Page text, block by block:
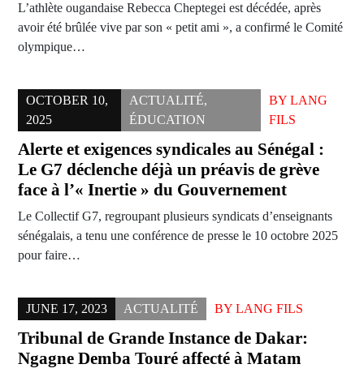
L’athlète ougandaise Rebecca Cheptegei est décédée, après
avoir été brûlée vive par son « petit ami », a confirmé le Comité
olympique…
OCTOBER 10,
2025
ACTUALITÉ,
ÉDUCATION
BY LANG
FILS
Alerte et exigences syndicales au Sénégal :
Le G7 déclenche déjà un préavis de grève
face à l’« Inertie » du Gouvernement
Le Collectif G7, regroupant plusieurs syndicats d’enseignants
sénégalais, a tenu une conférence de presse le 10 octobre 2025
pour faire…
JUNE 17, 2023 ACTUALITÉ BY LANG FILS
Tribunal de Grande Instance de Dakar:
Ngagne Demba Touré affecté à Matam